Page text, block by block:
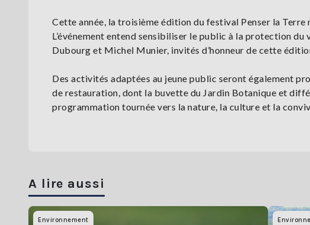
Cette année, la troisième édition du festival Penser la Terre
L’événement entend sensibiliser le public à la protection
Dubourg et Michel Munier, invités d’honneur de cette
Des activités adaptées au jeune public seront également
de restauration, dont la buvette du Jardin Botanique et
programmation tournée vers la nature, la culture et la
A lire aussi
Environnement